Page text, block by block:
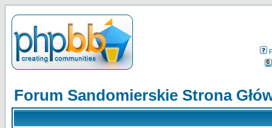
Forum Sandomierskie Strona